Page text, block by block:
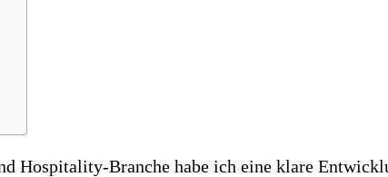
Hospitality-Branche habe ich eine klare